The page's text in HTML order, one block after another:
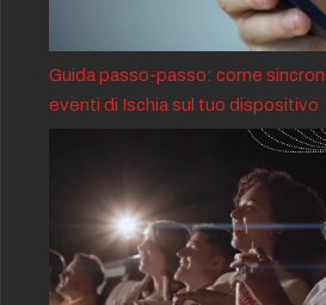
Guida passo-passo: come
eventi di Ischia sul tuo dispositivo